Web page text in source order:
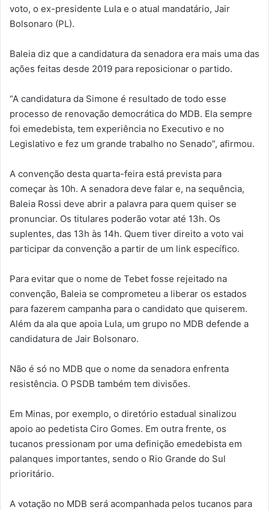
voto, o ex-presidente Lula e o atual mandatário, Jair
Bolsonaro (PL).
Baleia diz que a candidatura da senadora era mais uma das
ações feitas desde 2019 para reposicionar o partido.
“A candidatura da Simone é resultado de todo esse
processo de renovação democrática do MDB. Ela sempre
foi emedebista, tem experiência no Executivo e no
Legislativo e fez um grande trabalho no Senado”, afirmou.
A convenção desta quarta-feira está prevista para
começar às 10h. A senadora deve falar e, na sequência,
Baleia Rossi deve abrir a palavra para quem quiser se
pronunciar. Os titulares poderão votar até 13h. Os
suplentes, das 13h às 14h. Quem tiver direito a voto vai
participar da convenção a partir de um link específico.
Para evitar que o nome de Tebet fosse rejeitado na
convenção, Baleia se comprometeu a liberar os estados
para fazerem campanha para o candidato que quiserem.
Além da ala que apoia Lula, um grupo no MDB defende a
candidatura de Jair Bolsonaro.
Não é só no MDB que o nome da senadora enfrenta
resistência. O PSDB também tem divisões.
Em Minas, por exemplo, o diretório estadual sinalizou
apoio ao pedetista Ciro Gomes. Em outra frente, os
tucanos pressionam por uma definição emedebista em
palanques importantes, sendo o Rio Grande do Sul
prioritário.
A votação no MDB será acompanhada pelos tucanos para